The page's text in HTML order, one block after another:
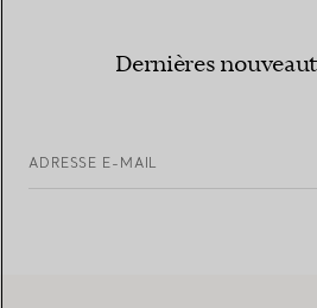
Dernières
ADRESSE E-MAIL